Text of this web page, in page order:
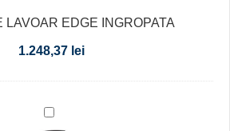
LAVOAR EDGE INGROPATA
1.248,37 lei
BATERIE